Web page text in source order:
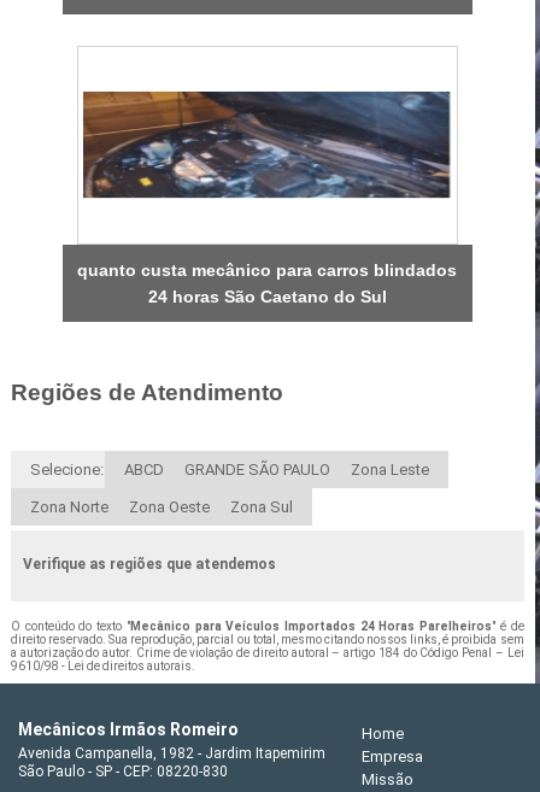
quanto custa mecânico para carros blindados
24 horas São Caetano do Sul
Regiões de Atendimento
Selecione: ABCD GRANDE SÃO PAULO Zona Leste
Zona Norte Zona Oeste Zona Sul
Verifique as regiões que atendemos
O conteúdo do texto "Mecânico para Veículos Importados 24 Horas Parelheiros" é de
direito reservado. Sua reprodução, parcial ou total, mesmo citando nossos links, é proibida sem
a autorização do autor. Crime de violação de direito autoral – artigo 184 do Código Penal – Lei
9610/98 - Lei de direitos autorais.
Mecânicos Irmãos Romeiro
Avenida Campanella, 1982 - Jardim Itapemirim
São Paulo - SP - CEP: 08220-830
Home
Empresa
Missão